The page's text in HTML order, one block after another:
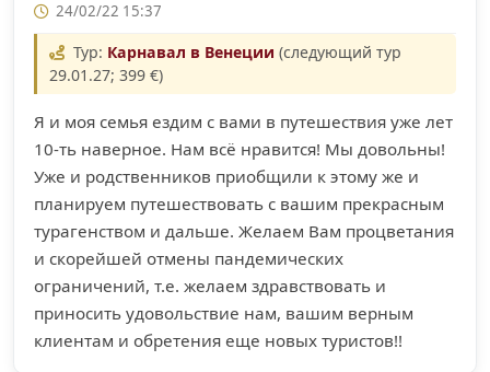
24/02/22 15:37
Тур: Карнавал в Венеции (следующий тур
29.01.27; 399 €)
Я и моя семья ездим с вами в путешествия уже лет
10-ть наверное. Нам всё нравится! Мы довольны!
Уже и родственников приобщили к этому же и
планируем путешествовать с вашим прекрасным
турагенством и дальше. Желаем Вам процветания
и скорейшей отмены пандемических
ограничений, т.е. желаем здравствовать и
приносить удовольствие нам, вашим верным
клиентам и обретения еще новых туристов!!